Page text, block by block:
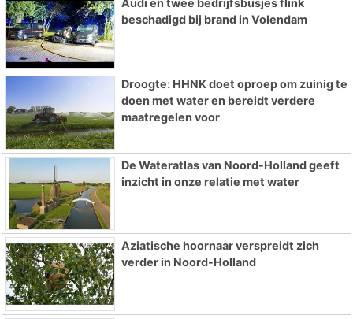
Audi en twee bedrijfsbusjes flink
beschadigd bij brand in Volendam
Droogte: HHNK doet oproep om zuinig te
doen met water en bereidt verdere
maatregelen voor
De Wateratlas van Noord-Holland geeft
inzicht in onze relatie met water
Aziatische hoornaar verspreidt zich
verder in Noord-Holland